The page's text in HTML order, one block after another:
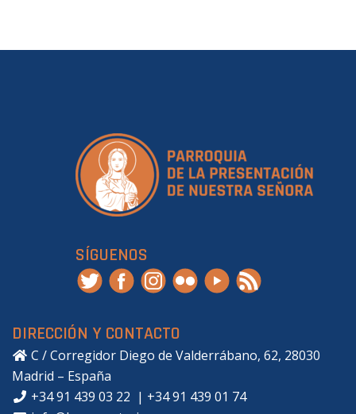
SÍGUENOS
DIRECCIÓN Y CONTACTO
C / Corregidor Diego de Valderrábano, 62, 28030
Madrid – España
+34 91 439 03 22 | +34 91 439 01 74